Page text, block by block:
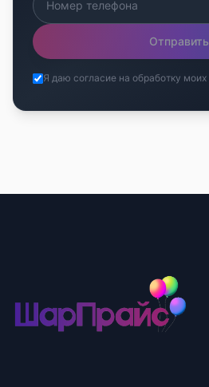
Отправить
Я даю согласие на обработку моих